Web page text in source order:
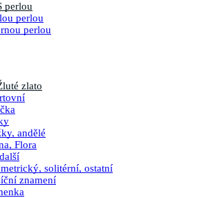
perlou
perlou
perlou
zlato
andělé
Flora
solitérní, ostatní
znamení